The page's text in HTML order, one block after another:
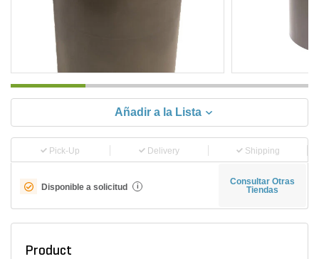
Añadir a la Lista
Pick-Up Delivery Shipping
Disponible a solicitud i
Consultar Otras
Tiendas
Product